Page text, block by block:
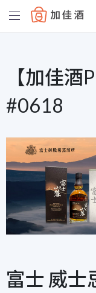
【加佳酒
#0618
富士 威士